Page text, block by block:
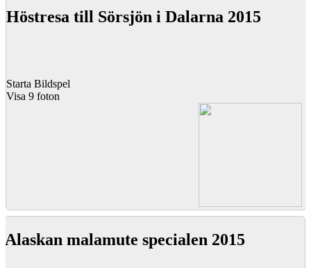
Höstresa till Sörsjön i Dalarna 2015
Starta Bildspel
Visa 9 foton
Alaskan malamute specialen 2015